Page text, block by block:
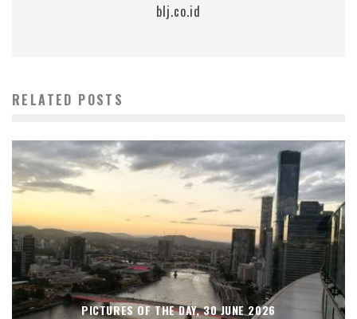
blj.co.id
RELATED POSTS
PICTURES OF THE DAY, 30 JUNE 2026